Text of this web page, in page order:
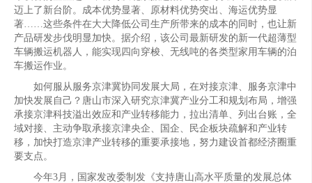
迈上了新台阶。成本优势显著、原材料优势突出、海运优势显
著……这些条件在大大降低公司生产所带来的成本的同时，也让新
产品研发步伐明显加快。据介绍，该公司最新研发的新一代超薄型
车辆搬运机器人，能实现四向穿梭、无线吨的各类型家用车辆的泊
车搬运作业。
如何服从服务京津冀协同发展大局，在对接京津、服务京津中
加快发展自己？唐山市深入研究京津冀产业分工和规划布局，增强
承接京津科技溢出效应和产业转移能力，拉出清单、列出台账，全
域对接、主动争取承接京津央企、国企、民企板块疏解和产业转
移，加快打造京津产业转移的重要承接地，努力建设首都经济圈重
要支点。
今年3月，国家发改委制发《支持唐山高水平质量的发展总体